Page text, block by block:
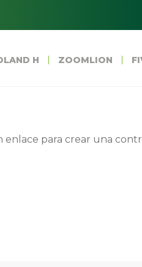
H ZOOMLION
para crear una